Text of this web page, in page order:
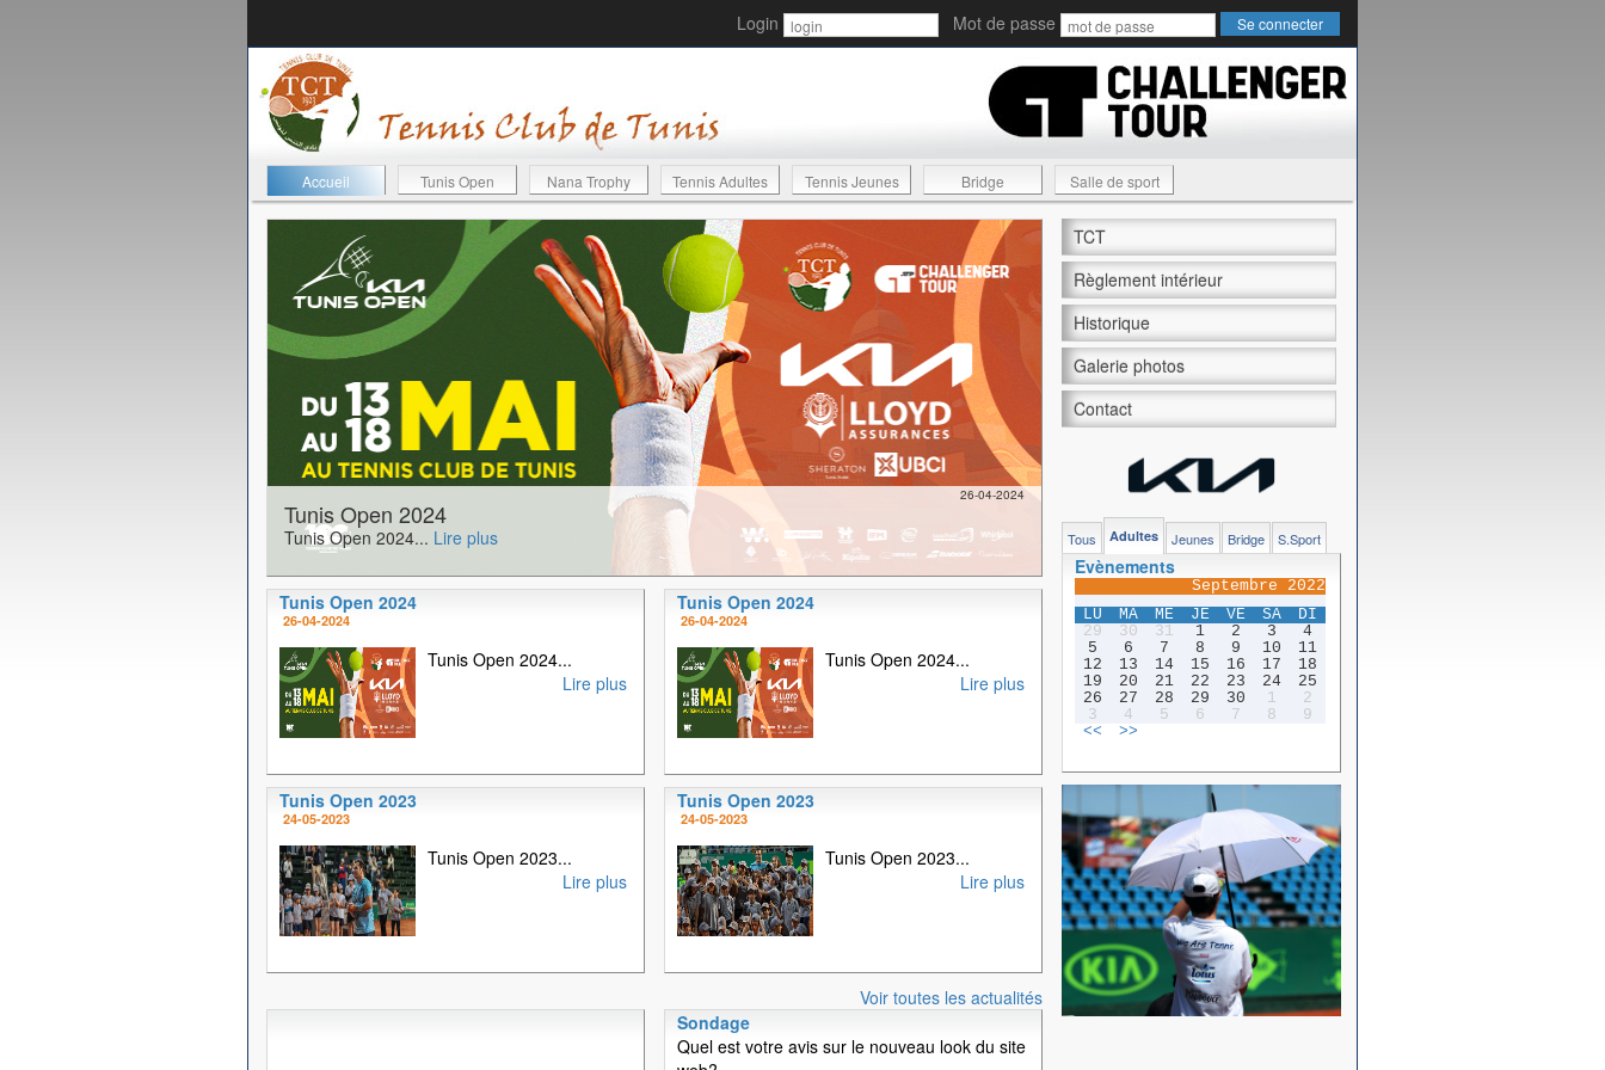
Login Mot de passe
Accueil Tunis Open Nana Trophy Tennis Adultes Tennis Jeunes Bridge Salle de sport
26-04-2024
Tunis Open 2024
Tunis Open 2024... Lire plus
Tunis Open 2024
26-04-2024
Tunis Open 2024...
Lire plus
Tunis Open 2024
26-04-2024
Tunis Open 2024...
Lire plus
Tunis Open 2023
24-05-2023
Tunis Open 2023...
Lire plus
Tunis Open 2023
24-05-2023
Tunis Open 2023...
Lire plus
Voir toutes les actualités
Sondage
Quel est votre avis sur le nouveau look du site
TCT
Règlement intérieur
Historique
Galerie photos
Contact
Tous Adultes Jeunes Bridge S.Sport
Evènements
Septembre 2022
LU
MA ME JE VE SA
DI
29
30 31 1 2 3
4
5
6 7 8 9 10
11
12
13 14 15 16 17
18
19
20 21 22 23 24
25
26
27 28 29 30 1
2
3
4 5 6 7 8
9
<<
>>